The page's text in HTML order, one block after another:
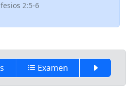
2:5-6
muerte y resurrección de
Examen